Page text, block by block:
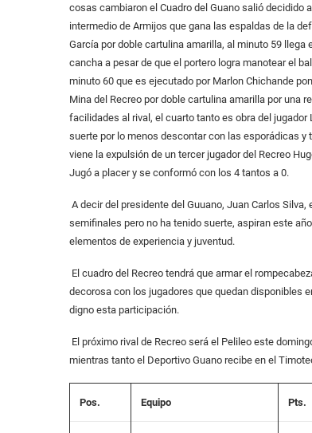
cosas cambiaron el Cuadro del Guano salió decidido
intermedio de Armijos que gana las espaldas de la
García por doble cartulina amarilla, al minuto 59
cancha a pesar de que el portero logra manotear el
minuto 60 que es ejecutado por Marlon Chichande
Mina del Recreo por doble cartulina amarilla por una
facilidades al rival, el cuarto tanto es obra del
suerte por lo menos descontar con las esporádicas
viene la expulsión de un tercer jugador del Recreo
Jugó a placer y se conformó con los 4 tantos a 0.
A decir del presidente del Guuano, Juan Carlos
semifinales pero no ha tenido suerte, aspiran este
elementos de experiencia y juventud.
El cuadro del Recreo tendrá que armar el
decorosa con los jugadores que quedan disponibles
digno esta participación.
El próximo rival de Recreo será el Pelileo este
mientras tanto el Deportivo Guano recibe en el
Pos. Equipo Pts.